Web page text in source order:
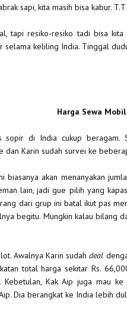
sapi, kita masih bisa kabur. T.T
tapi resiko-resiko tadi bisa
selama keliling India. Tinggal
Harga Sewa
di India cukup beragam.
dan Karin sudah survei ke
biasanya akan menanyakan
lain, jadi gue pilih yang
dari grup ini batal ikut pas
begitu. Mungkin kalau bilang
Awalnya Karin sudahdeal
total harga sekitar Rs.
Kak Aip juga mau
Dia berangkat ke India lebih